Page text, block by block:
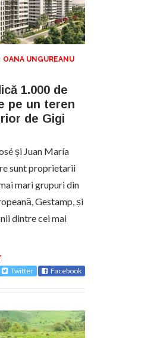
OANA UNGUREANU
1.000 de
pe un teren
de Gigi
și Juan María
sunt proprietarii
mari grupuri din
Gestamp, și
dintre cei mai
Twitter Facebook